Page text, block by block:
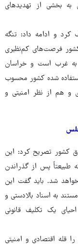
بخشی از تهدیدهای
و ادامه داد: تنگه
فرصت‌های کم‌نظیری
به غرب است و خراسان
شده کشور محسوب
و هم از نظر امنیتی و
کشور تصریح کرد: این
پس از گذراندن
خواهد شد. باید گفت این
به اسناد بالادستی و
یک تکلیف قانونی
قله اقتصادی و امنیتی